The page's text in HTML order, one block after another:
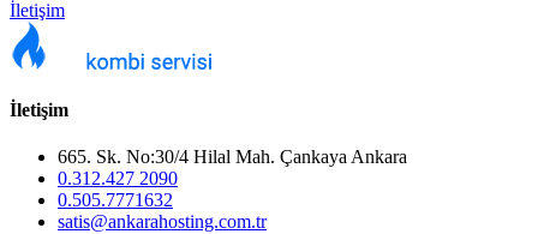
İletişim
İletişim
665. Sk. No:30/4 Hilal Mah. Çankaya Ankara
0.312.427 2090
0.505.7771632
satis@ankarahosting.com.tr